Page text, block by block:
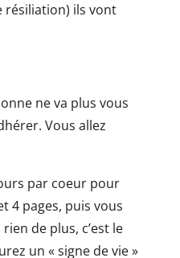
résiliation) ils vont
ne va plus vous
Vous allez
par coeur pour
4 pages, puis vous
de plus, c’est le
un « signe de vie »